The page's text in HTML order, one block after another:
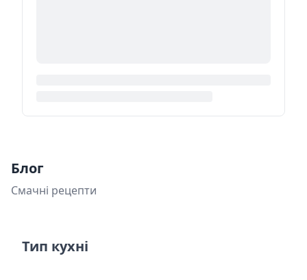
Блог
Смачні рецепти
Тип кухні